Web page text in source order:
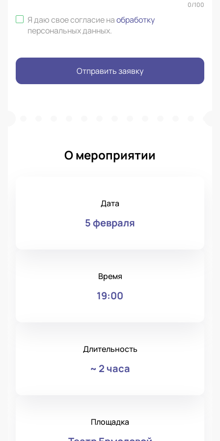
0/100
Я даю свое согласие наобработку
персональных данных.
Отправить заявку
О мероприятии
Дата
5 февраля
Время
19:00
Длительность
~ 2 часа
Площадка